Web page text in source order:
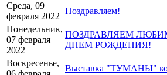
Среда, 09
февраля 2022
Поздравляем!
Понедельник,
07 февраля
2022
ПОЗДРАВЛЯЕМ
ДНЕМ РОЖДЕНИЯ!
Воскресенье,
Выставка "ТУМАНЫ"